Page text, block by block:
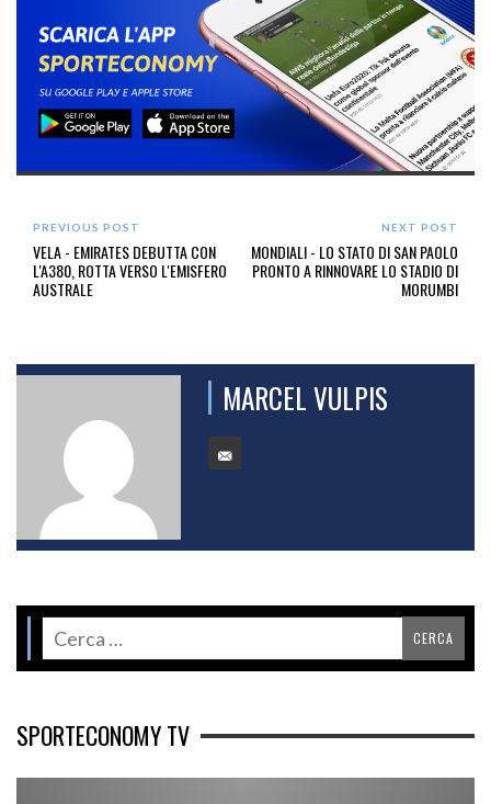
PREVIOUS POST
VELA - EMIRATES DEBUTTA CON
L'A380, ROTTA VERSO L'EMISFERO
AUSTRALE
NEXT POST
MONDIALI - LO STATO DI SAN PAOLO
PRONTO A RINNOVARE LO STADIO DI
MORUMBI
MARCEL VULPIS
SPORTECONOMY TV